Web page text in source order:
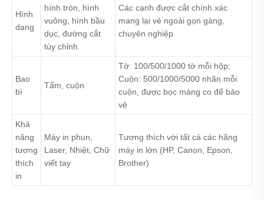
Hình
dạng
hình tròn, hình
vuông, hình bầu
dục, đường cắt
tùy chỉnh
Các cạnh được cắt chính xác
mang lại vẻ ngoài gọn gàng,
chuyên nghiệp
Bao
bì
Tấm, cuộn
Tờ: 100/500/1000 tờ mỗi hộp;
Cuộn: 500/1000/5000 nhãn mỗi
cuộn, được bọc màng co để bảo
vệ
Khả
năng
tương
thích
in
Máy in phun,
Laser, Nhiệt, Chữ
viết tay
Tương thích với tất cả các hãng
máy in lớn (HP, Canon, Epson,
Brother)